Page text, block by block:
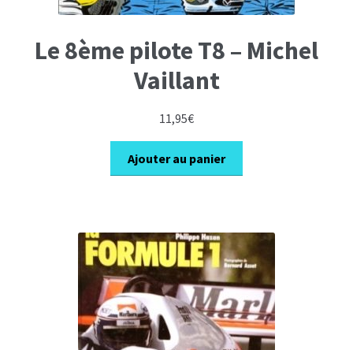
Le 8ème pilote T8 – Michel
Vaillant
11,95€
Ajouter au panier